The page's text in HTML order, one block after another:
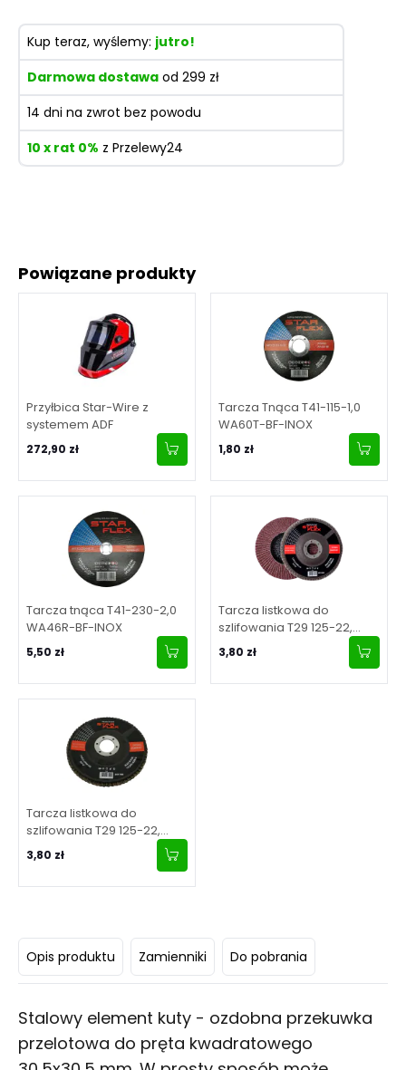
Powiązane produkty
Przyłbica Star-Wire z
systemem ADF
272,90 zł
Tarcza Tnąca T41-115-1,0
WA60T-BF-INOX
1,80 zł
Tarcza tnąca T41-230-2,0
WA46R-BF-INOX
5,50 zł
Tarcza listkowa do
szlifowania T29 125-22,
granulacja 40
3,80 zł
Tarcza listkowa do
szlifowania T29 125-22,
granulacja 80
3,80 zł
Opis produktu Zamienniki Do pobrania
Stalowy element kuty - ozdobna przekuwka
przelotowa do pręta kwadratowego
Kup teraz, wyślemy: jutro!
Darmowa dostawa od 299 zł
14 dni na zwrot bez powodu
10 x rat 0% z Przelewy24